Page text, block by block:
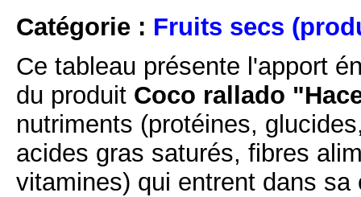
Catégorie : Fruits secs
Ce tableau présente l'apport
du produit Coco rallado
nutriments (protéines,
acides gras saturés, fibres
vitamines) qui entrent dans sa